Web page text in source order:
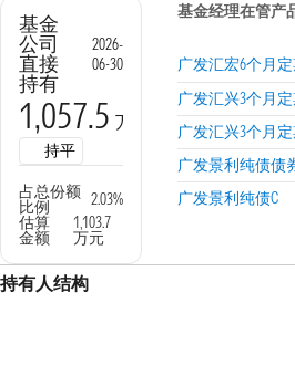
基金
公司
直接
持有
2026-
06-30
1,057.5 万份
持平
占总份额
比例
2.03%
估算
金额
1,103.7
万元
广发汇宏6个月
广发汇兴3个月
广发汇兴3个月
广发景利纯债债
广发景利纯债C
持有人结构